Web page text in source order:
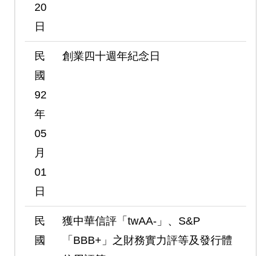
20
日
民
國
92
年
05
月
01
日
創業四十週年紀念日
民
國
獲中華信評「twAA-」、S&P
「BBB+」之財務實力評等及發行體